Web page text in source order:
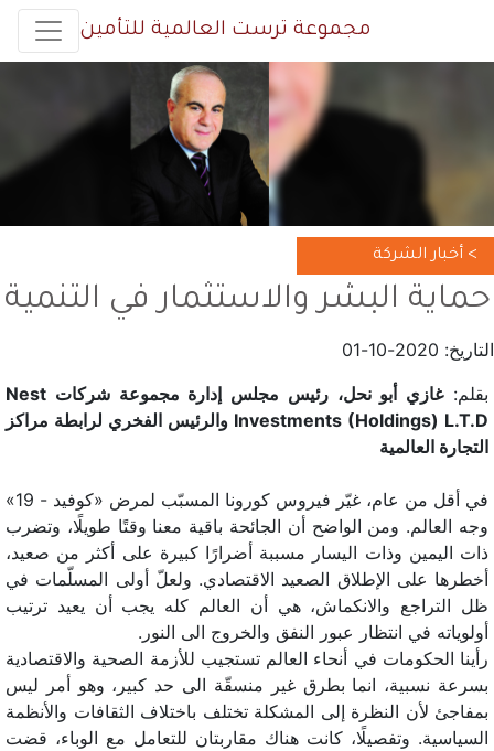
مجموعة ترست العالمية للتأمين
> أخبار الشركة
حماية البشر والاستثمار في التنمية
التاريخ: 2020-10-01
بقلم:
غازي أبو نحل، رئيس مجلس إدارة مجموعة شركات Nest
Investments (Holdings) L.T.D والرئيس الفخري لرابطة مراكز
التجارة العالمية
في أقل من عام، غيّر فيروس كورونا المسبّب لمرض «كوفيد - 19»
وجه العالم. ومن الواضح أن الجائحة باقية معنا وقتًا طويلًا، وتضرب
ذات اليمين وذات اليسار مسببة أضرارًا كبيرة على أكثر من صعيد،
أخطرها على الإطلاق الصعيد الاقتصادي. ولعلّ أولى المسلّمات في
ظل التراجع والانكماش، هي أن العالم كله يجب أن يعيد ترتيب
أولوياته في انتظار عبور النفق والخروج الى النور.
رأينا الحكومات في أنحاء العالم تستجيب للأزمة الصحية والاقتصادية
بسرعة نسبية، انما بطرق غير منسقّة الى حد كبير، وهو أمر ليس
بمفاجئ لأن النظرة إلى المشكلة تختلف باختلاف الثقافات والأنظمة
السياسية. وتفصيلًا، كانت هناك مقاربتان للتعامل مع الوباء، قضت